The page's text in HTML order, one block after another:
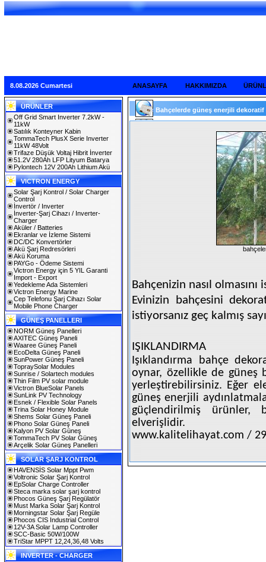
8.08.2026 Cumartesi ANASAYFA HAKKIMIZDA
ÜRÜNLER
Off Grid Smart Inverter 7.2kW -
11kW
Satılık Konteyner Kabin
TommaTech PlusX Serie Inverter
11kW 48Volt
Trifaze Düşük Voltaj Hibrit İnverter
51.2V 280Ah LFP Lityum Batarya
Pylontech 12V 200Ah Lithium Akü
VICTRON ENERGY
Solar Şarj Kontrol / Solar Charger
Control
İnvertör / Inverter
İnverter-Şarj Cihazı / Inverter-
Charger
Aküler / Batteries
Ekranlar ve İzleme Sistemi
DC/DC Konvertörler
Akü Şarj Redresörleri
Akü Koruma
PAYGo - Ödeme Sistemi
Victron Energy için 5 YIL Garanti
Import - Export
Yedekleme Ada Sistemleri
Victron Energy Marine
Cep Telefonu Şarj Cihazı Solar
Mobile Phone Charger
GÜNEŞ PANELLERI
NORM Güneş Panelleri
AXITEC Güneş Paneli
Waaree Güneş Paneli
EcoDelta Güneş Paneli
SunPower Güneş Paneli
TopraySolar Modules
Sunrise / Solartech modules
Thin Film PV solar module
Victron BlueSolar Panels
SunLink PV Technology
Esnek / Flexible Solar Panels
Trina Solar Honey Module
Shems Solar Güneş Paneli
Phono Solar Güneş Paneli
Kalyon PV Solar Güneş
TommaTech PV Solar Güneş
Arçelik Solar Güneş Panelleri
SOLAR ŞARJ KONTROL
HAVENSİS Solar Mppt Pwm
Voltronic Solar Şarj Kontrol
EpSolar Charge Controller
Steca marka solar şarj kontrol
Phocos Güneş Şarj Regülatör
Must Marka Solar Şarj Kontrol
Morningstar Solar Şarj Regüle
Phocos CIS Industrial Control
12V-3A Solar Lamp Controller
SCC-Basic 50W/100W
TriStar MPPT 12,24,36,48 Volts
INVERTER - CHARGER
Bahçelerde güneş enerjili dekoratif
Bahçenizin nasıl olmasını
Evinizin bahçesini
istiyorsanız geç kalmış
IŞIKLANDIRMA
Işıklandırma bahçe
oynar, özellikle de güneş
yerleştirebilirsiniz. Eğer
güneş enerjili
güçlendirilmiş ürünler,
elverişlidir.
www.kalitelihayat.com /